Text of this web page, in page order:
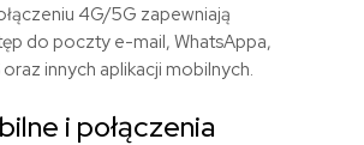
4G/5G zapewniają
do poczty e-mail, WhatsAppa,
innych aplikacji mobilnych.
i połączenia